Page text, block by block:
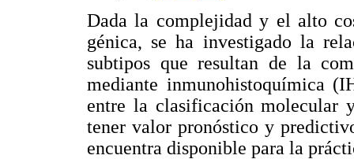
Dada la complejidad y el alto
génica, se ha investigado la
subtipos que resultan de la
mediante inmunohistoquímica
entre la clasificación molecular
tener valor pronóstico y
encuentra disponible para la